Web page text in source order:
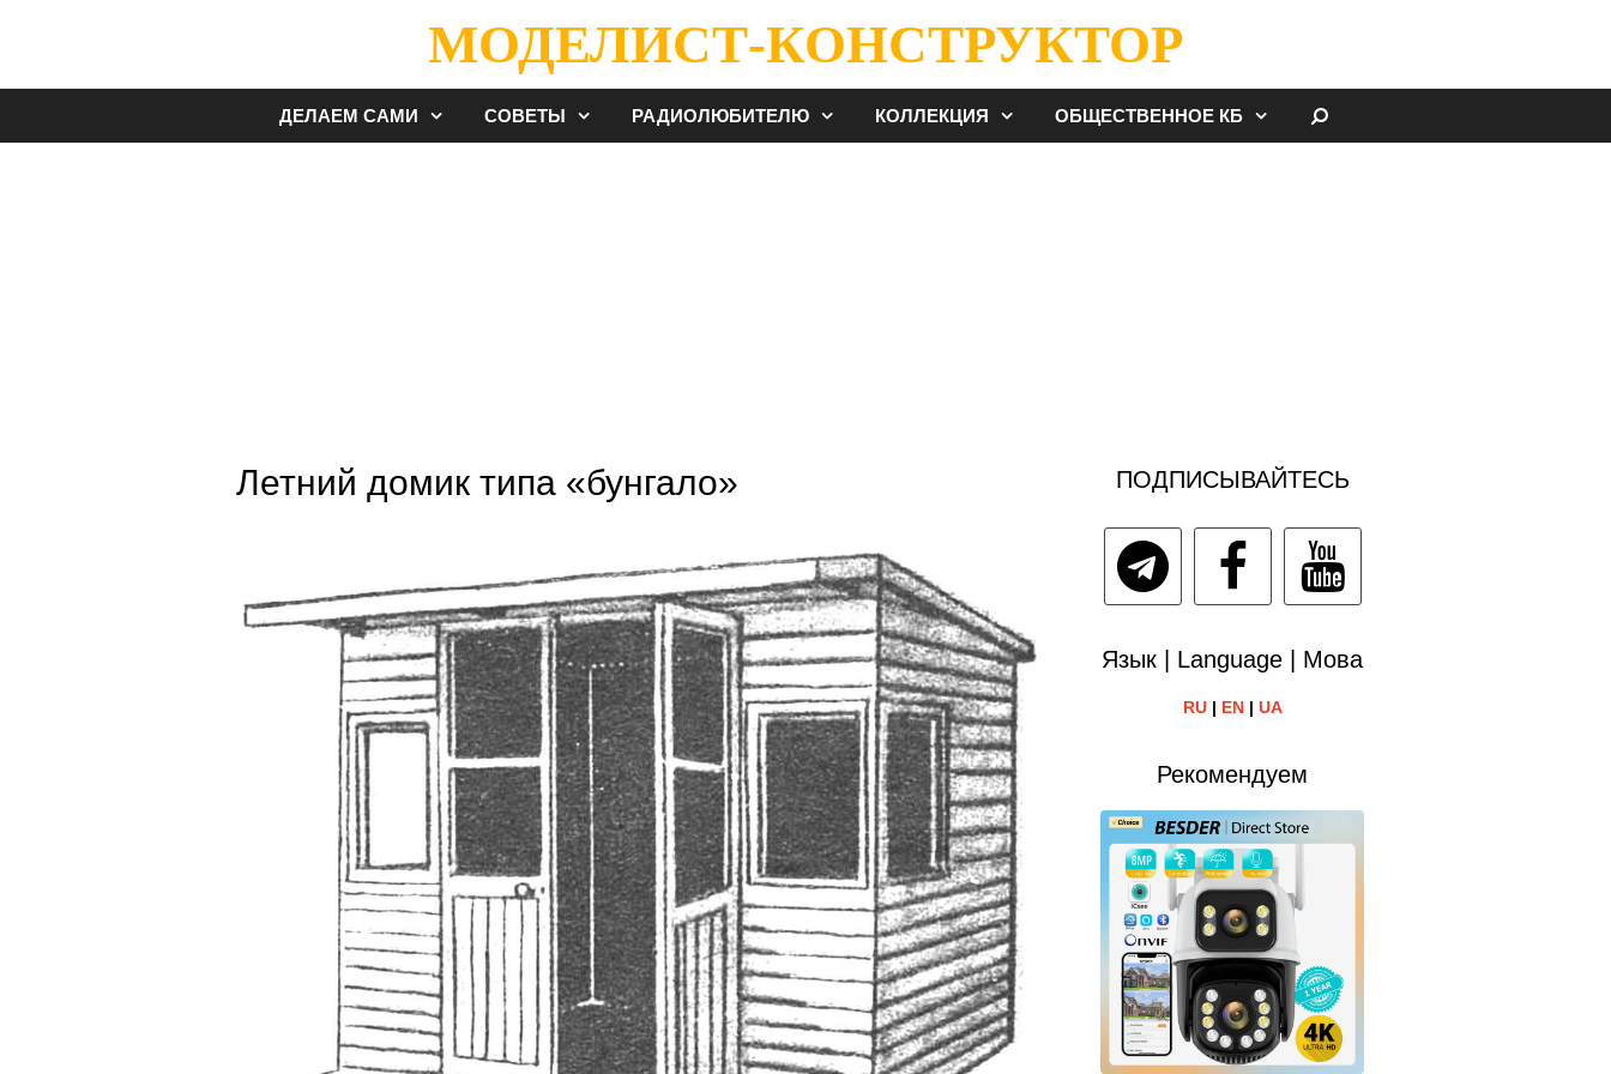
МОДЕЛИСТ-КОНСТРУКТОР
ДЕЛАЕМ САМИ СОВЕТЫ РАДИОЛЮБИТЕЛЮ КОЛЛЕКЦИЯ ОБЩЕСТВЕННОЕ КБ
Летний домик типа «бунгало» ПОДПИСЫВАЙТЕСЬ
Язык | Language | Мова
RU| EN| UA
Рекомендуем